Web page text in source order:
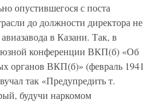
опустившегося с поста
до должности директора не
в Казани. Так, в
конференции ВКП(б) «Об
органов ВКП(б)» (февраль 1941
так «Предупредить т.
будучи наркомом